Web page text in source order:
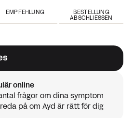
EMPFEHLUNG
BESTELLUNG
ABSCHLIESSEN
online
frågor om dina symptom
reda på om Ayd är rätt för dig